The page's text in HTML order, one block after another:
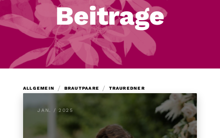
Beitrage
ALLGEMEIN / BRAUTPAARE / TRAUREDNER
JAN. / 2025